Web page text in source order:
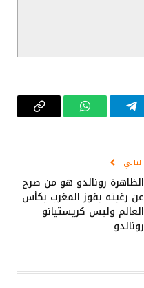
تيلقرام واتساب Copy
التالي
الظاهرة رونالدو هو من صرح
عن رغبته بفوز المغرب بكأس
العالم وليس كريستيانو
رونالدو